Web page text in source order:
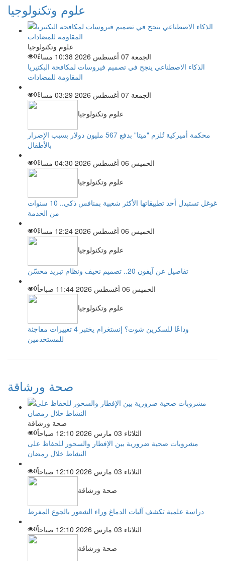
علوم وتكنولوجيا
علوم وتكنولوجيا
الجمعة 07 أغسطس 2026 10:38 مساءً
0
الذكاء الاصطناعي ينجح في تصميم فيروسات لمكافحة البكتيريا
المقاومة للمضادات
الجمعة 07 أغسطس 2026 03:29 مساءً
0
علوم وتكنولوجيا
محكمة أميركية تُلزم "ميتا" بدفع 567 مليون دولار بسبب الإضرار
بالأطفال
الخميس 06 أغسطس 2026 04:30 مساءً
0
علوم وتكنولوجيا
غوغل تستبدل أحد تطبيقاتها الأكثر شعبية بمنافس ذكي.. 10 سنوات
من الخدمة
الخميس 06 أغسطس 2026 12:24 مساءً
0
علوم وتكنولوجيا
تفاصيل عن آيفون 20.. تصميم نحيف ونظام تبريد محسّن
الخميس 06 أغسطس 2026 11:44 صباحاً
0
علوم وتكنولوجيا
وداعًا للسكرين شوت؟ إنستغرام يختبر 4 تغييرات مفاجئة
للمستخدمين
صحة ورشاقة
صحة ورشاقة
الثلاثاء 03 مارس 2026 12:10 صباحاً
0
مشروبات صحية ضرورية بين الإفطار والسحور للحفاظ على
النشاط خلال رمضان
الثلاثاء 03 مارس 2026 12:10 صباحاً
0
صحة ورشاقة
دراسة علمية تكشف آليات الدماغ وراء الشعور بالجوع المفرط
الثلاثاء 03 مارس 2026 12:10 صباحاً
0
صحة ورشاقة